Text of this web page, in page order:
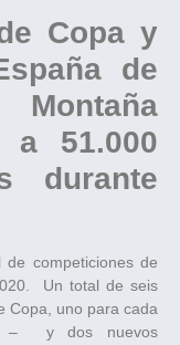
Copa y
de
a 51.000
durante
competiciones de
Un total de seis
Copa, uno para cada
– y dos nuevos